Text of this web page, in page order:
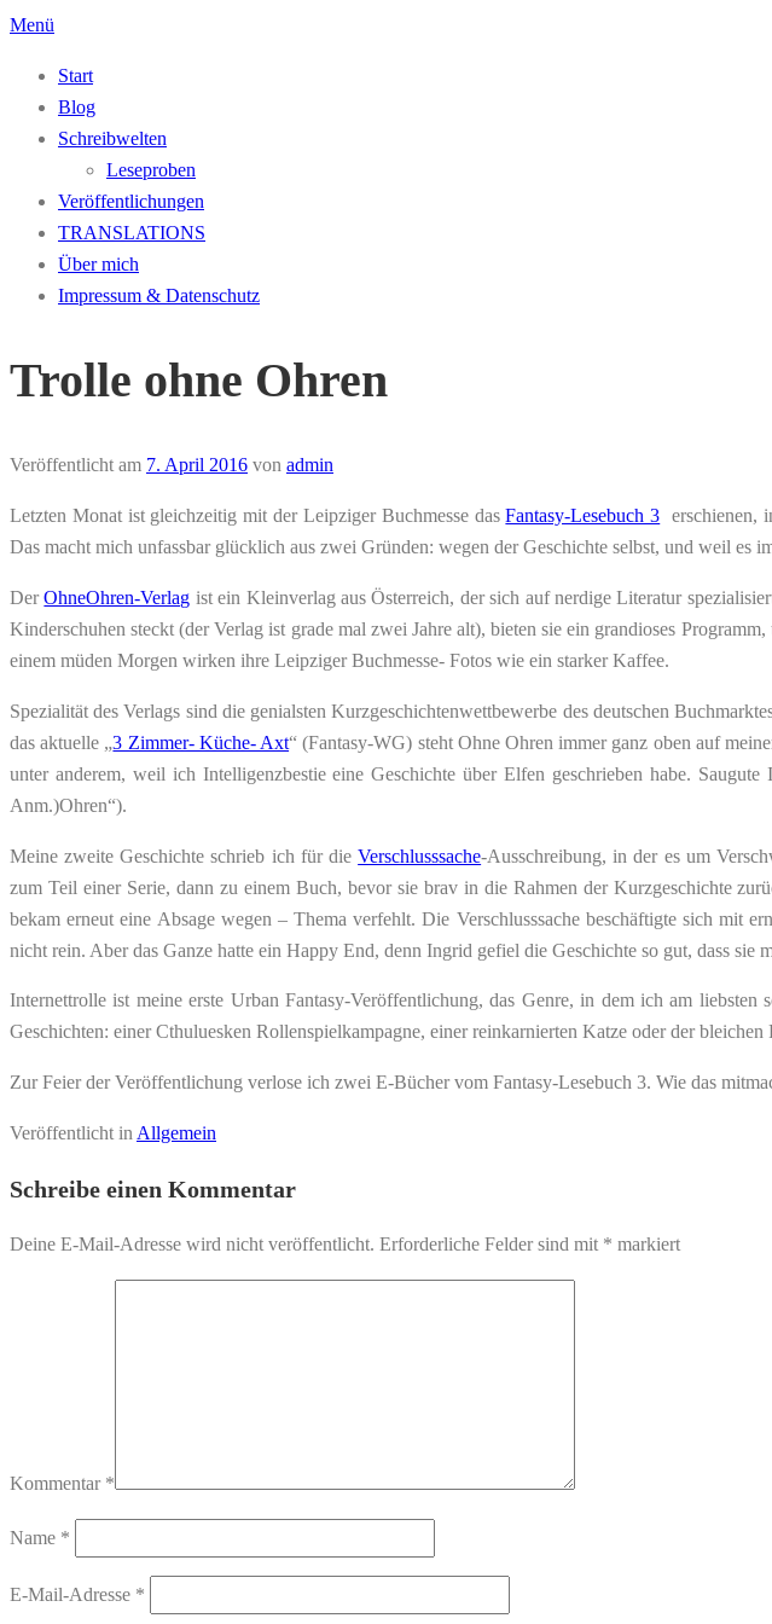
Zum
springen
Menü
Start
Blog
Schreibwelten
Leseproben
Veröffentlichungen
TRANSLATIONS
Über mich
Impressum & Datenschutz
Trolle ohne Ohren
Veröffentlicht am 7. April 2016 von admin
Letzten Monat ist gleichzeitig mit der Leipziger Buchmesse dasFantasy-Lesebuch 3 erschienen,
Das macht mich unfassbar glücklich aus zwei Gründen: wegen der Geschichte selbst, und weil es
DerOhneOhren-Verlag ist ein Kleinverlag aus Österreich, der sich auf nerdige Literatur
Kinderschuhen steckt (der Verlag ist grade mal zwei Jahre alt), bieten sie ein grandioses
einem müden Morgen wirken ihre Leipziger Buchmesse- Fotos wie ein starker Kaffee.
Spezialität des Verlags sind die genialsten Kurzgeschichtenwettbewerbe des deutschen
das aktuelle „3 Zimmer- Küche- Axt“ (Fantasy-WG) steht Ohne Ohren immer ganz oben auf
unter anderem, weil ich Intelligenzbestie eine Geschichte über Elfen geschrieben habe.
Anm.)Ohren“).
Meine zweite Geschichte schrieb ich für dieVerschlusssache-Ausschreibung, in der es um
zum Teil einer Serie, dann zu einem Buch, bevor sie brav in die Rahmen der Kurzgeschichte
bekam erneut eine Absage wegen – Thema verfehlt. Die Verschlusssache beschäftigte sich mit
nicht rein. Aber das Ganze hatte ein Happy End, denn Ingrid gefiel die Geschichte so gut, dass
Internettrolle ist meine erste Urban Fantasy-Veröffentlichung, das Genre, in dem ich am
Geschichten: einer Cthuluesken Rollenspielkampagne, einer reinkarnierten Katze oder der
Zur Feier der Veröffentlichung verlose ich zwei E-Bücher vom Fantasy-Lesebuch 3. Wie das
Veröffentlicht in Allgemein
Schreibe einen Kommentar
Deine E-Mail-Adresse wird nicht veröffentlicht. Erforderliche Felder sind mit * markiert
Kommentar *
Name *
E-Mail-Adresse *